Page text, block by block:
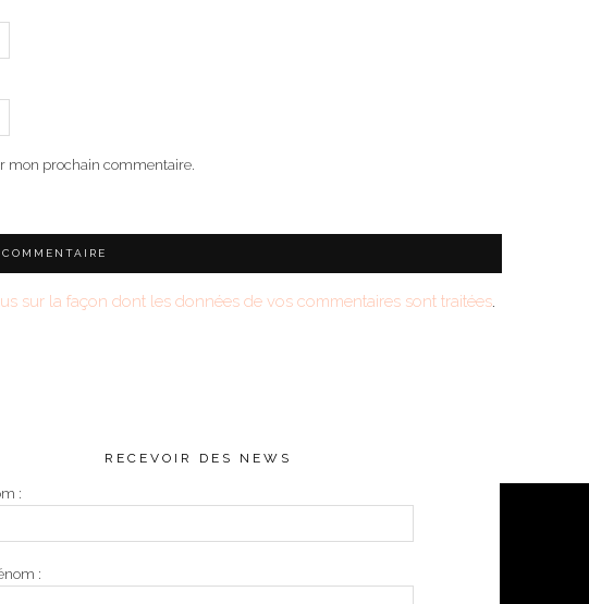
mon prochain commentaire.
sur la façon dont les données de vos commentaires sont traitées.
RECEVOIR DES NEWS
:
: